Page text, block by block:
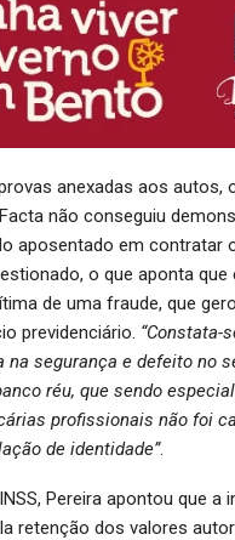
anexadas aos autos,
não conseguiu
aposentado em contratar
o que aponta que
de uma fraude, que
previdenciário. “Constata-
na segurança e defeito no
réu, que sendo
profissionais não foi
de identidade”.
Pereira apontou que a
retenção dos valores